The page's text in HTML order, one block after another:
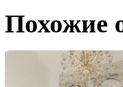
Похожие